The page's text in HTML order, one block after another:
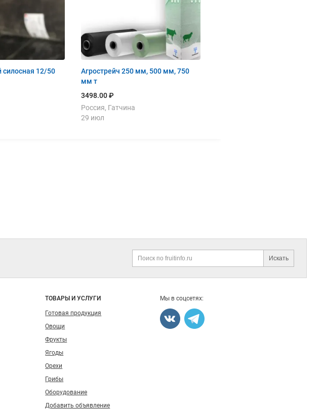
Пленка траншей силосная 12/50
Агрострейч 250 мм, 500 мм, 750
мм т
3498.00 ₽
Россия, Гатчина
29 июл
Искать
ТОВАРЫ И УСЛУГИ
Готовая продукция
Овощи
Фрукты
Ягоды
Орехи
Грибы
Оборудование
Добавить объявление
Мы в соцсетях: